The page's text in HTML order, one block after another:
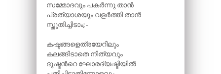
സമ്മോദവും പകർന്നു താൻ
പ്രത്യാശയും വളർത്തി താൻ
സ്തുതിച്ചിടാം;-
കഷ്ടങ്ങളെത്രയേറിലും
കലങ്ങിടാതെ നിത്യവും
ദുഷ്ടന്‍റെ ഘോരദ്യഷ്ടിയിൽ